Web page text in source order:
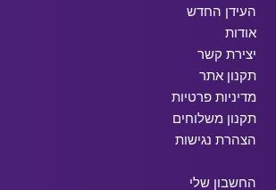
העידן החדש
אודות
יצירת קשר
תקנון אתר
מדיניות פרטיות
תקנון משלוחים
הצהרת נגישות
החשבון שלי